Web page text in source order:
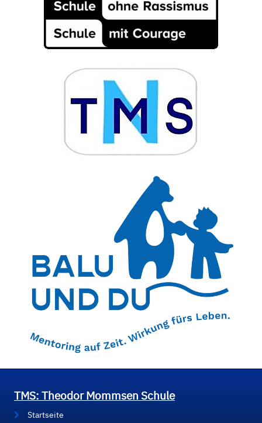
TMS: Theodor Mommsen Schule
Startseite